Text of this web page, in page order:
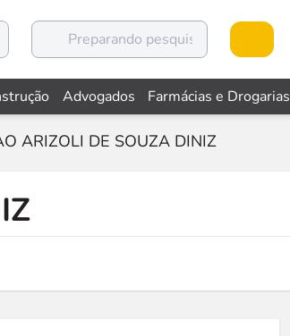
Advogados Farmácias e Drogarias
ARIZOLI DE SOUZA DINIZ